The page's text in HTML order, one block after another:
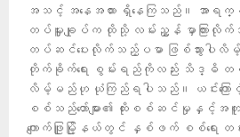
အသင့် အနေအထား ရှိနေကြသည်။ အာရက္ခ
တပ်မှူးချုပ်က ထိုသို့ လမ်းညွှန် မှာကြားလိုက်
တပ်ဆင်ပေးလိုက်သည့်ပမာ ဖြစ်သွားပါလိ
တိုက်ခိုက်ရေး စွမ်းရည်ကိုလည်း သိဒ္ဓိ တင်
လိမ့်မည်ဟု ယုံကြည်ရပါသည်။ ယင်းကြော
စစ်သည်တော်များ၏ ထိုးစစ်ဆင်မှုနှင့်
ကျောက်ဖြူမြို့နယ်တွင် နှစ်ဖက် စစ်ရေး တ